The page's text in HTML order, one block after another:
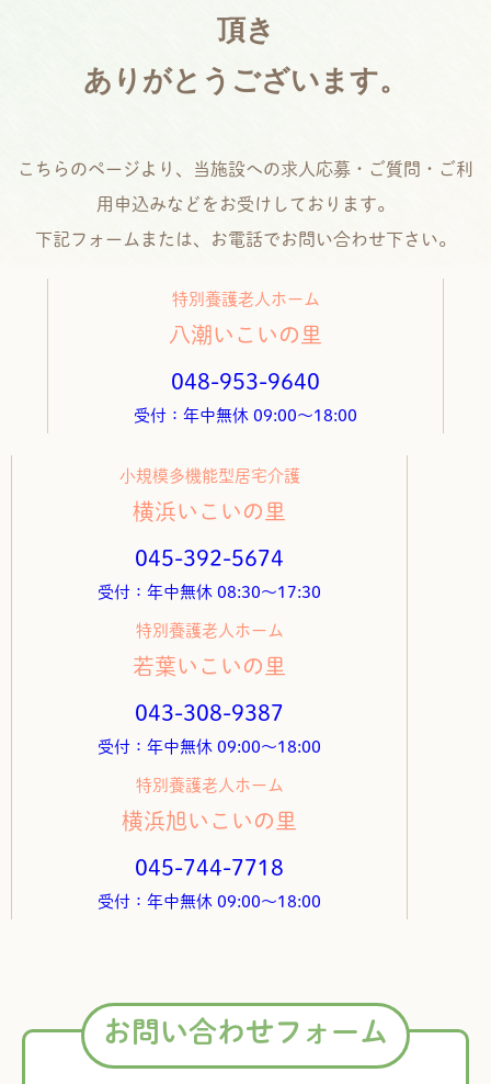
頂き
ありがとうございます。
こちらのページより、当施設への求人応募・ご質問・ご利
用申込みなどをお受けしております。
下記フォームまたは、お電話でお問い合わせ下さい。
特別養護老人ホーム
八潮いこいの里
048-953-9640
受付：年中無休 09:00～18:00
小規模多機能型居宅介護
横浜いこいの里
045-392-5674
受付：年中無休 08:30～17:30
特別養護老人ホーム
若葉いこいの里
043-308-9387
受付：年中無休 09:00～18:00
特別養護老人ホーム
横浜旭いこいの里
045-744-7718
受付：年中無休 09:00～18:00
お問い合わせフォーム